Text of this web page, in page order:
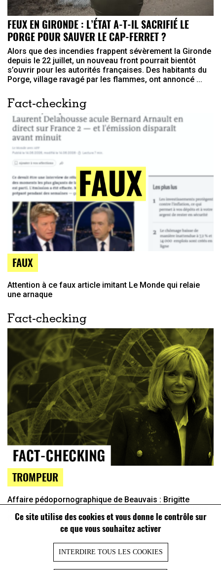
Ce site utilise des cookies et vous donne le contrôle sur
ce que vous souhaitez activer
INTERDIRE TOUS LES COOKIES
FEUX EN GIRONDE : L’ÉTAT A-T-IL SACRIFIÉ LE
PORGE POUR SAUVER LE CAP-FERRET ?
Alors que des incendies frappent sévèrement la Gironde
depuis le 22 juillet, un nouveau front pourrait bientôt
s’ouvrir pour les autorités françaises. Des habitants du
Porge, village ravagé par les flammes, ont annoncé ...
Fact-checking
FAUX
Attention à ce faux article imitant Le Monde qui relaie
une arnaque
Fact-checking
TROMPEUR
Affaire pédopornographique de Beauvais : Brigitte
flou